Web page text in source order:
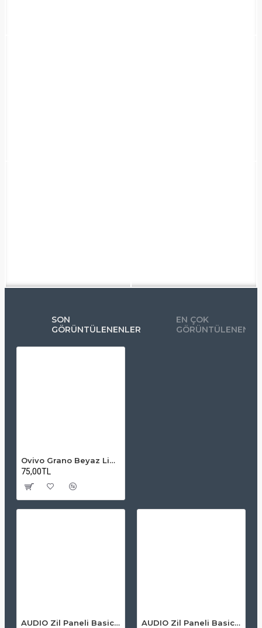
SON
GÖRÜNTÜLENENLER
EN ÇOK
Ovivo Grano Beyaz Light Serisi Anahtar – Uygun Fiyatlı, Estetik Çözüm
75,00TL
AUDIO Zil Paneli Basic Hpli Çift Buton 14'lü Sesli Apartman Diafon Kapı Paneli
AUDIO Zil Paneli Basic Hpli Çift Buton 20'li Sesli Apartman Diafon Kapı Paneli